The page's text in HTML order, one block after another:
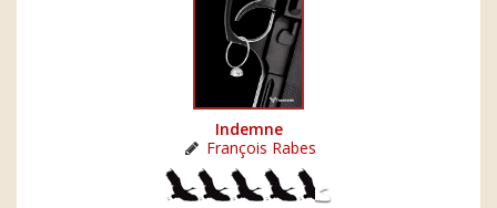
Indemne
François Rabes